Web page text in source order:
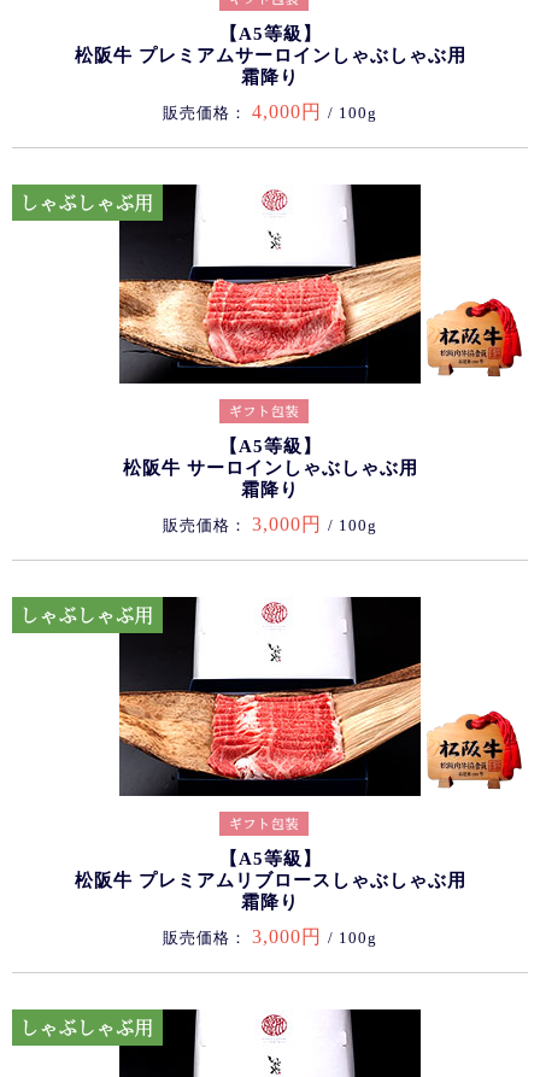
【A5等級】
松阪牛 プレミアムサーロインしゃぶしゃぶ用
霜降り
販売価格： 4,000円 / 100g
【A5等級】
松阪牛 サーロインしゃぶしゃぶ用
霜降り
販売価格： 3,000円 / 100g
【A5等級】
松阪牛 プレミアムリブロースしゃぶしゃぶ用
霜降り
販売価格： 3,000円 / 100g